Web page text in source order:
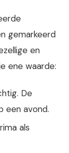
gemarkeerd
en
ene waarde:
De
een avond.
als